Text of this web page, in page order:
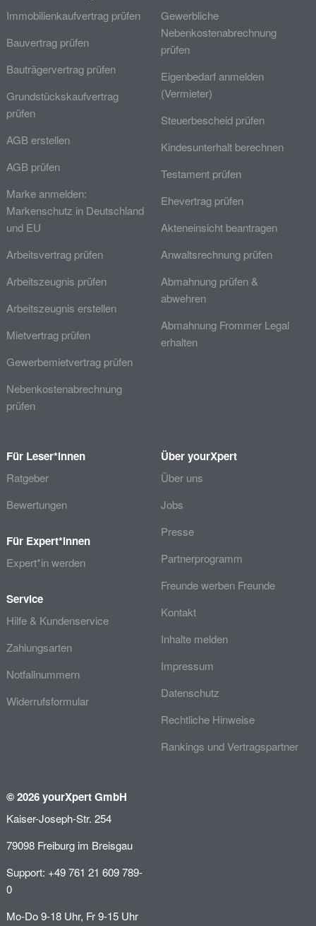
Immobilienkaufvertrag prüfen
Bauvertrag prüfen
Bauträgervertrag prüfen
Grundstückskaufvertrag
prüfen
AGB erstellen
AGB prüfen
Marke anmelden:
Markenschutz in Deutschland
und EU
Arbeitsvertrag prüfen
Arbeitszeugnis prüfen
Arbeitszeugnis erstellen
Mietvertrag prüfen
Gewerbemietvertrag prüfen
Nebenkostenabrechnung
prüfen
Gewerbliche
Nebenkostenabrechnung
prüfen
Eigenbedarf anmelden
(Vermieter)
Steuerbescheid prüfen
Kindesunterhalt berechnen
Testament prüfen
Ehevertrag prüfen
Akteneinsicht beantragen
Anwaltsrechnung prüfen
Abmahnung prüfen &
abwehren
Abmahnung Frommer Legal
erhalten
Für Leser*innen
Ratgeber
Bewertungen
Für Expert*innen
Expert*in werden
Service
Hilfe & Kundenservice
Zahlungsarten
Notfallnummern
Widerrufsformular
Über yourXpert
Über uns
Jobs
Presse
Partnerprogramm
Freunde werben Freunde
Kontakt
Inhalte melden
Impressum
Datenschutz
Rechtliche Hinweise
Rankings und Vertragspartner
© 2026 yourXpert GmbH
Kaiser-Joseph-Str. 254
79098 Freiburg im Breisgau
Support: +49 761 21 609 789-
0
Mo-Do 9-18 Uhr, Fr 9-15 Uhr